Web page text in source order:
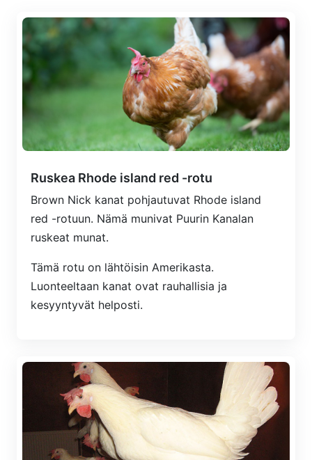
Ruskea Rhode island red -rotu
Brown Nick kanat pohjautuvat Rhode island
red -rotuun. Nämä munivat Puurin Kanalan
ruskeat munat.
Tämä rotu on lähtöisin Amerikasta.
Luonteeltaan kanat ovat rauhallisia ja
kesyyntyvät helposti.